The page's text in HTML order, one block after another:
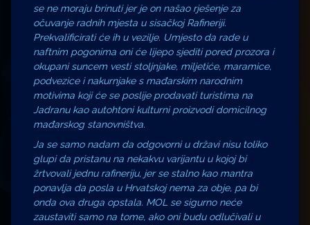
se ne moraju brinuti jer je on našao rješenje za
očuvanje radnih mjesta u sisačkoj Rafineriji.
Prekvalificirati će ih u vezilje. Umjesto da rade u
naftnim pogonima oni će lijepo sjediti pored prozora i
okupani suncem vesti stoljnjake, miljetiće, maramice,
podvezice i nakurnjake s mađarskim narodnim
motivima koji će se poslije prodavati turistima na
Jadranu kao autohtoni kulturni proizvodi domicilnog
mađarskog stanovništva.
Ja se samo nadam da odgovorni u državi nisu toliko
glupi da pristanu na nekakvu varijantu u kojoj bi
žrtvovali jednu rafineriju, jer se stalno kao mantra
ponavlja da posla u Hrvatskoj nema za obje, pa bi
onda ova druga opstala. MOL se sigurno neće
zaustaviti samo na tome, ako oni budu odlučivali u